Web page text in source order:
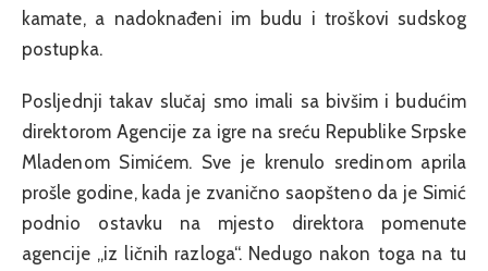
kamate, a nadoknađeni im budu i troškovi sudskog
postupka.
Posljednji takav slučaj smo imali sa bivšim i budućim
direktorom Agencije za igre na sreću Republike Srpske
Mladenom Simićem. Sve je krenulo sredinom aprila
prošle godine, kada je zvanično saopšteno da je Simić
podnio ostavku na mjesto direktora pomenute
agencije „iz ličnih razloga“. Nedugo nakon toga na tu